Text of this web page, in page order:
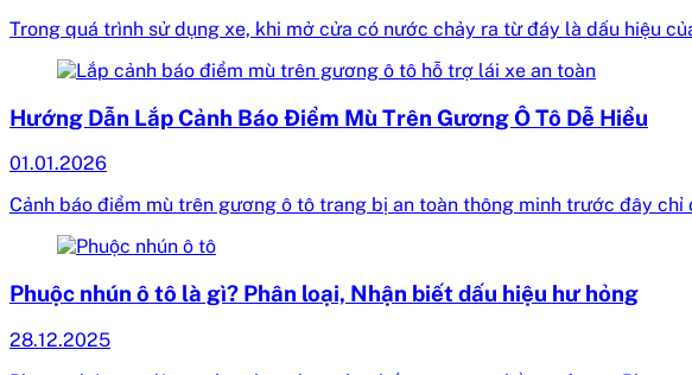
Trong quá trình sử dụng xe, khi mở cửa có nước chảy ra từ đáy là dấu hiệu
Hướng Dẫn Lắp Cảnh Báo Điểm Mù Trên Gương Ô Tô Dễ Hiểu
01.01.2026
Cảnh báo điểm mù trên gương ô tô trang bị an toàn thông minh trước đây
Phuộc nhún ô tô là gì? Phân loại, Nhận biết dấu hiệu hư hỏng
28.12.2025